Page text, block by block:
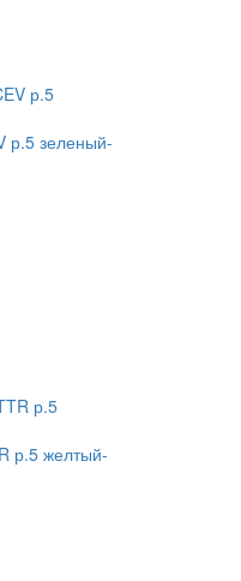
р.5 зеленый-
р.5 желтый-